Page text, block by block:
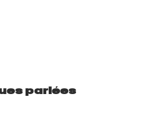
parlées
parlées